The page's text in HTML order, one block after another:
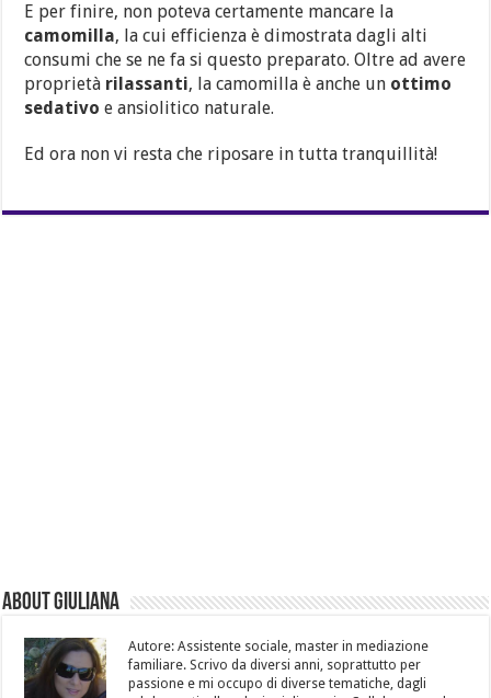
E per finire, non poteva certamente mancare la
camomilla, la cui efficienza è dimostrata dagli alti
consumi che se ne fa si questo preparato. Oltre ad avere
proprietà rilassanti, la camomilla è anche un ottimo
sedativo e ansiolitico naturale.
Ed ora non vi resta che riposare in tutta tranquillità!
About Giuliana
Autore: Assistente sociale, master in mediazione
familiare. Scrivo da diversi anni, soprattutto per
passione e mi occupo di diverse tematiche, dagli